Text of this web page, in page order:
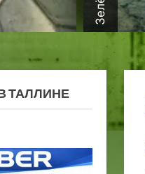
ТАЛЛИНЕ